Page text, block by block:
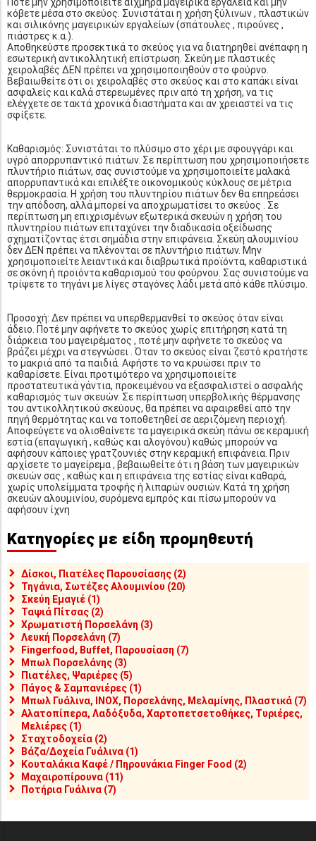
κόβετε μέσα στο σκεύος. Συνιστάται η χρήση ξύλινων , πλαστικών
και σιλικόνης μαγειρικών εργαλείων (σπάτουλες , πιρούνες ,
πιάστρες κ.α.).
Αποθηκεύστε προσεκτικά το σκεύος για να διατηρηθεί ανέπαφη η
εσωτερική αντικολλητική επίστρωση. Σκεύη με πλαστικές
χειρολαβές ΔΕΝ πρέπει να χρησιμοποιηθούν στο φούρνο.
Βεβαιωθείτε ότι οι χειρολαβές στο σκεύος και στο καπάκι είναι
ασφαλείς και καλά στερεωμένες πριν από τη χρήση, να τις
ελέγχετε σε τακτά χρονικά διαστήματα και αν χρειαστεί να τις
σφίξετε.
Καθαρισμός: Συνιστάται το πλύσιμο στο χέρι με σφουγγάρι και
υγρό απορρυπαντικό πιάτων. Σε περίπτωση που χρησιμοποιήσετε
πλυντήριο πιάτων, σας συνιστούμε να χρησιμοποιείτε μαλακά
απορρυπαντικά και επιλέξτε οικονομικούς κύκλους σε μέτρια
θερμοκρασία. Η χρήση του πλυντηρίου πιάτων δεν θα επηρεάσει
την απόδοση, αλλά μπορεί να αποχρωματίσει το σκεύος . Σε
περίπτωση μη επιχρισμένων εξωτερικά σκευών η χρήση του
πλυντηρίου πιάτων επιταχύνει την διαδικασία οξείδωσης
σχηματίζοντας έτσι σημάδια στην επιφάνεια. Σκεύη αλουμινίου
δεν ΔΕΝ πρέπει να πλένονται σε πλυντήριο πιάτων. Μην
χρησιμοποιείτε λειαντικά και διαβρωτικά προϊόντα, καθαριστικά
σε σκόνη ή προϊόντα καθαρισμού του φούρνου. Σας συνιστούμε να
τρίψετε το τηγάνι με λίγες σταγόνες λάδι μετά από κάθε πλύσιμο.
Προσοχή: Δεν πρέπει να υπερθερμανθεί το σκεύος όταν είναι
άδειο. Ποτέ μην αφήνετε το σκεύος χωρίς επιτήρηση κατά τη
διάρκεια του μαγειρέματος , ποτέ μην αφήνετε το σκεύος να
βράζει μέχρι να στεγνώσει . Όταν το σκεύος είναι ζεστό κρατήστε
το μακριά από τα παιδιά. Αφήστε το να κρυώσει πριν το
καθαρίσετε. Είναι προτιμότερο να χρησιμοποιείτε
προστατευτικά γάντια, προκειμένου να εξασφαλιστεί ο ασφαλής
καθαρισμός των σκευών. Σε περίπτωση υπερβολικής θέρμανσης
του αντικολλητικού σκεύους, θα πρέπει να αφαιρεθεί από την
πηγή θερμότητας και να τοποθετηθεί σε αεριζόμενη περιοχή.
Αποφεύγετε να ολισθαίνετε τα μαγειρικά σκεύη πάνω σε κεραμική
εστία (επαγωγική , καθώς και αλογόνου) καθώς μπορούν να
αφήσουν κάποιες γρατζουνιές στην κεραμική επιφάνεια. Πριν
αρχίσετε το μαγείρεμα , βεβαιωθείτε ότι η βάση των μαγειρικών
σκευών σας , καθώς και η επιφάνεια της εστίας είναι καθαρά,
χωρίς υπολείμματα τροφής ή λιπαρών ουσιών. Κατά τη χρήση
σκευών αλουμινίου, συρόμενα εμπρός και πίσω μπορούν να
αφήσουν ίχνη
Κατηγορίες με είδη προμηθευτή
Δίσκοι, Πιατέλες Παρουσίασης (2)
Τηγάνια, Σωτέζες Αλουμινίου (20)
Σκεύη Εμαγιέ (1)
Ταψιά Πίτσας (2)
Χρωματιστή Πορσελάνη (3)
Λευκή Πορσελάνη (7)
Fingerfood, Buffet, Παρουσίαση (7)
Μπωλ Πορσελάνης (3)
Πιατέλες, Ψαριέρες (5)
Πάγος & Σαμπανιέρες (1)
Μπωλ Γυάλινα, INOX, Πορσελάνης, Μελαμίνης, Πλαστικά (7)
Αλατοπίπερα, Λαδόξυδα, Χαρτοπετσετοθήκες, Τυριέρες,
Μελιέρες (1)
Σταχτοδοχεία (2)
Βάζα/Δοχεία Γυάλινα (1)
Κουταλάκια Καφέ / Πηρουνάκια Finger Food (2)
Μαχαιροπίρουνα (11)
Ποτήρια Γυάλινα (7)